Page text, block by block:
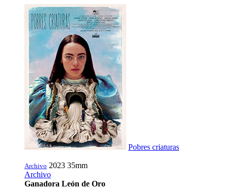
Pobres criaturas
Archivo 2023 35mm
Archivo
Ganadora León de Oro